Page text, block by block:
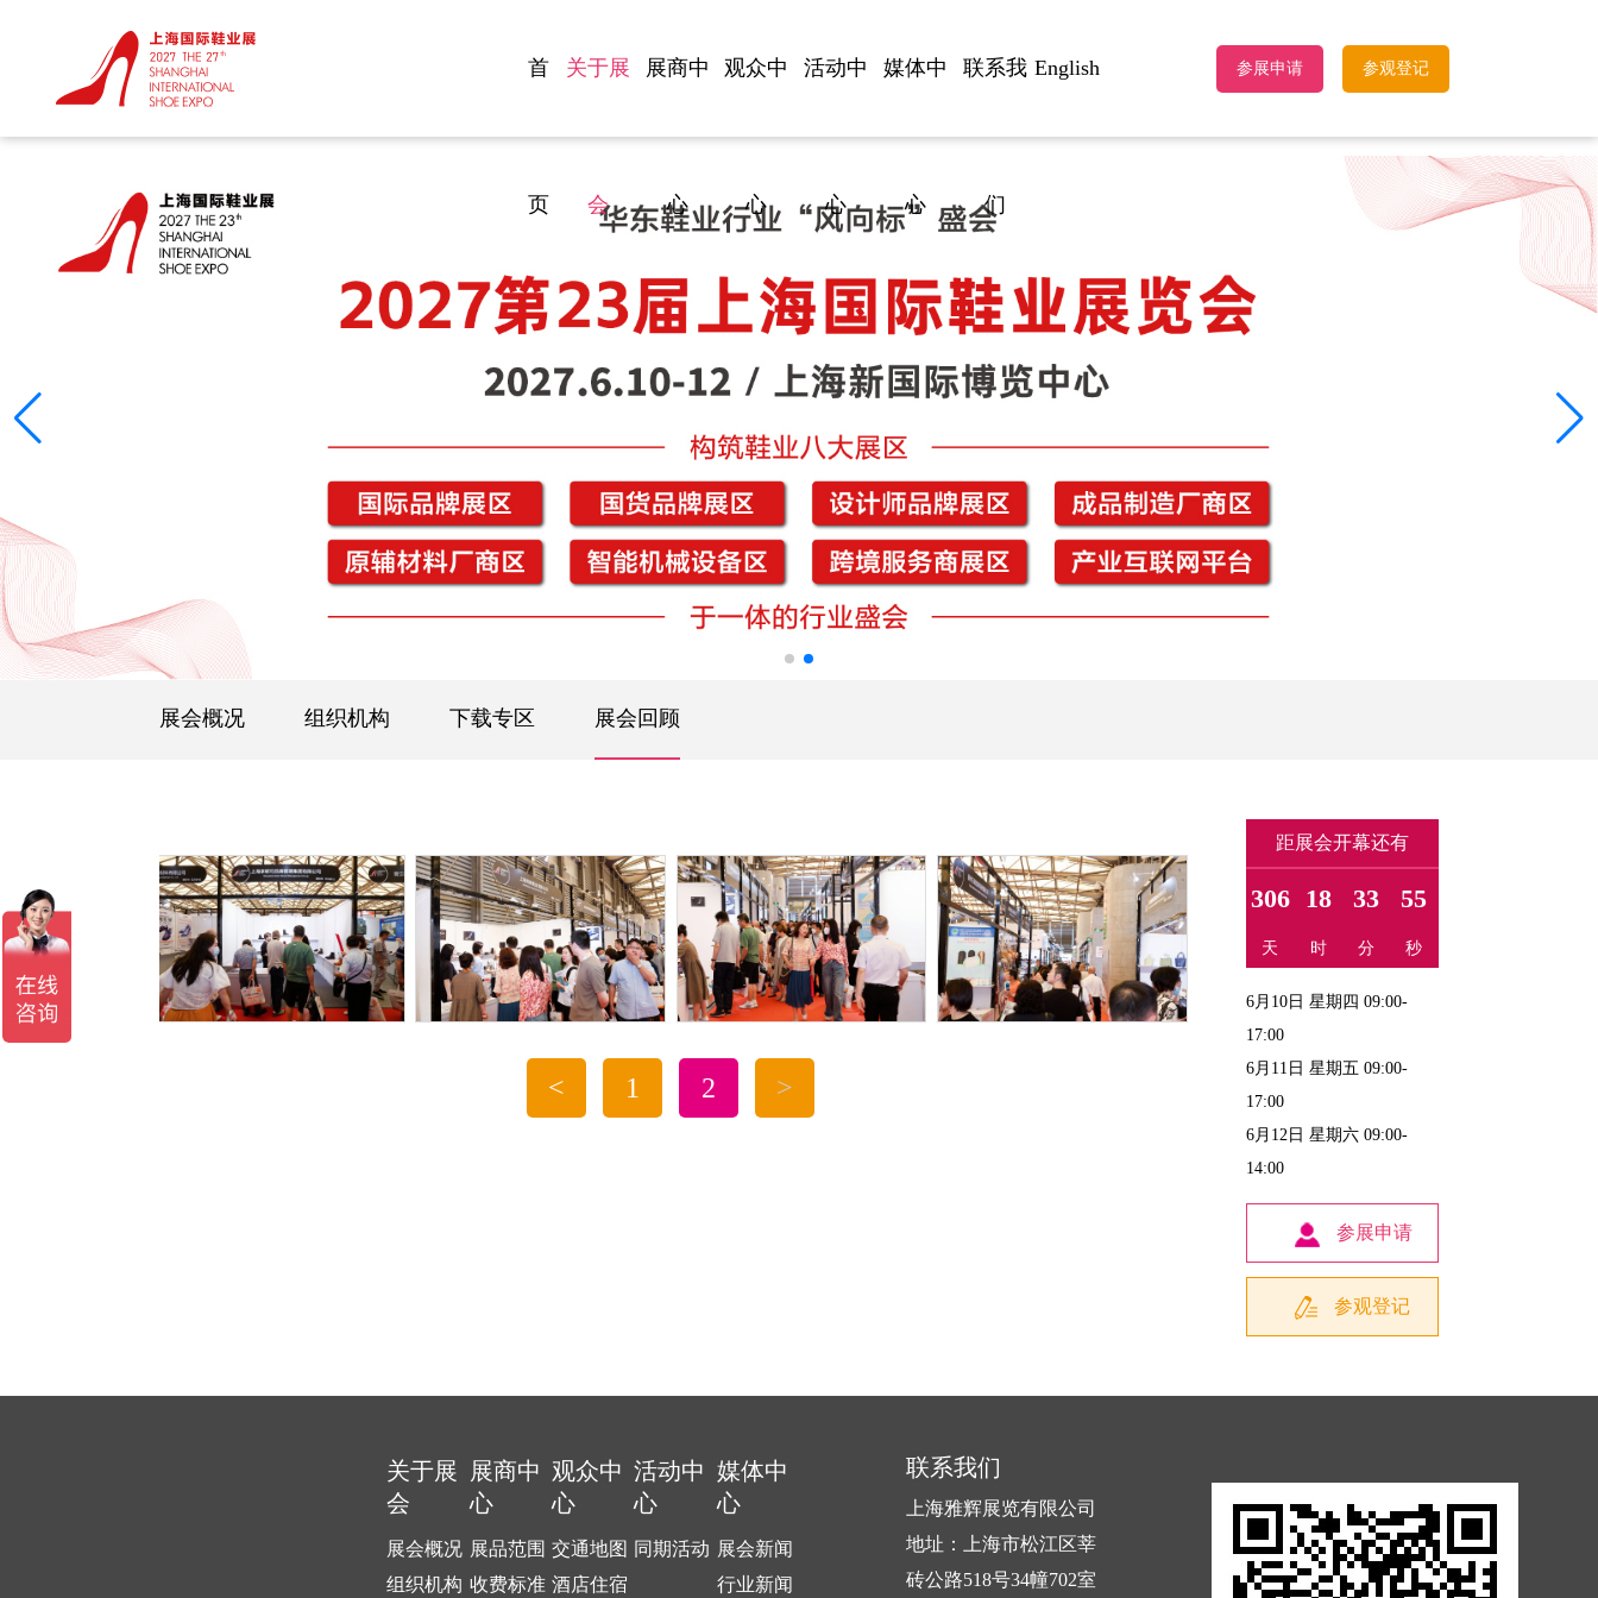
首
页
关于展
会
展商中
心
观众中
心
活动中
心
媒体中
心
联系我
们
English 参展申请 参观登记
展会概况 组织机构 下载专区 展会回顾
< 1 2 >
距展会开幕还有
306 18 33 55
天 时 分 秒
6月10日 星期四 09:00-
17:00
6月11日 星期五 09:00-
17:00
6月12日 星期六 09:00-
14:00
参展申请
参观登记
关于展
会
展会概况
组织机构
展商中
心
展品范围
收费标准
观众中
心
交通地图
酒店住宿
活动中
心
同期活动
媒体中
心
展会新闻
行业新闻
联系我们
上海雅辉展览有限公司
地址：上海市松江区莘
砖公路518号34幢702室